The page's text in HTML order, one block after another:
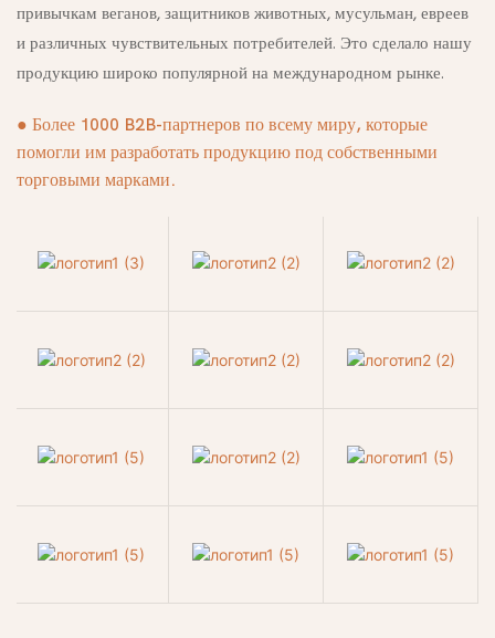
привычкам веганов, защитников животных, мусульман, евреев
и различных чувствительных потребителей. Это сделало нашу
продукцию широко популярной на международном рынке.
● Более 1000 B2B-партнеров по всему миру, которые
помогли им разработать продукцию под собственными
торговыми марками.